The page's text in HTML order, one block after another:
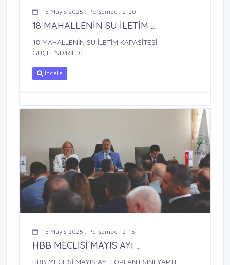
15 Mayıs 2025 , Perşembe 12:20
18 MAHALLENİN SU İLETİM ...
18 MAHALLENİN SU İLETİM KAPASİTESİ
GÜÇLENDİRİLDİ
İncele
15 Mayıs 2025 , Perşembe 12:15
HBB MECLİSİ MAYIS AYI ...
HBB MECLİSİ MAYIS AYI TOPLANTISINI YAPTI